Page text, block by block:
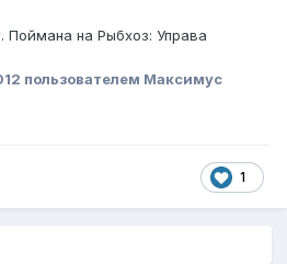
Поймана на Рыбхоз: Управа
пользователем Максимус
1